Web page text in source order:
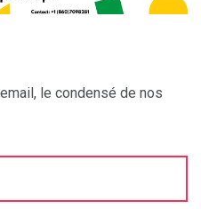
le condensé de nos